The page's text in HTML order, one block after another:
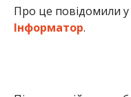
Про це повідомили у
Інформатор.